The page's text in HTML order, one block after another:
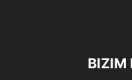
BIZIM